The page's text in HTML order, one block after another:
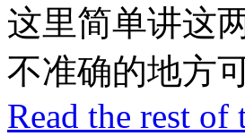
这里简单讲这
不准确的地方
Read the rest of